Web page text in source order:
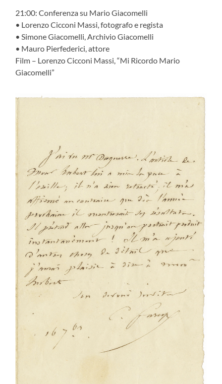
21:00: Conferenza su Mario Giacomelli
• Lorenzo Cicconi Massi, fotografo e regista
• Simone Giacomelli, Archivio Giacomelli
• Mauro Pierfederici, attore
Film – Lorenzo Cicconi Massi, “Mi Ricordo Mario
Giacomelli”